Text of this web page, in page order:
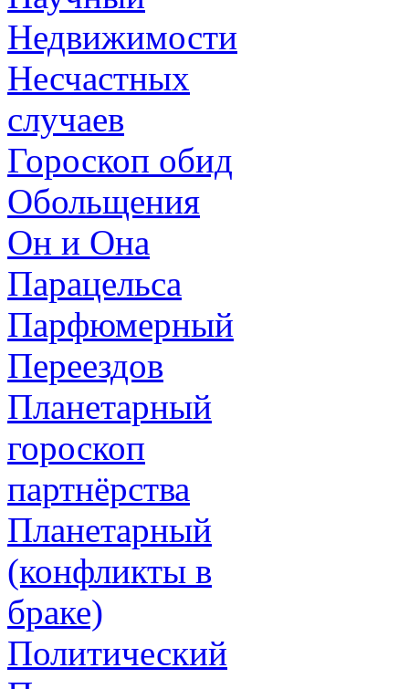
Недвижимости
Несчастных
случаев
Гороскоп обид
Обольщения
Он и Она
Парацельса
Парфюмерный
Переездов
Планетарный
гороскоп
партнёрства
Планетарный
(конфликты в
браке)
Политический